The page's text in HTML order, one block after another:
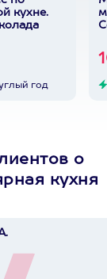
кухне.
год
о
кухня